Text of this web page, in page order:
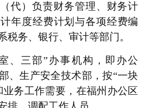
代）负责财务管理、财务计
年度经费计划与各项经费编
税务、银行、审计等部门。
、三部”办事机构，即办公
、生产安全技术部，按“一块
业务工作需要，在福州办公区